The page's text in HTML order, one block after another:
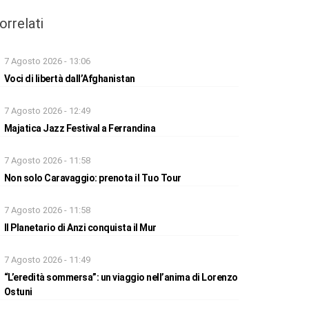
7 Agosto 2026 - 13:06
Voci di libertà dall’Afghanistan
7 Agosto 2026 - 12:49
Majatica Jazz Festival a Ferrandina
7 Agosto 2026 - 11:58
Non solo Caravaggio: prenota il Tuo Tour
7 Agosto 2026 - 11:58
Il Planetario di Anzi conquista il Mur
7 Agosto 2026 - 11:49
“L’eredità sommersa”: un viaggio nell’anima di Lorenzo
Ostuni